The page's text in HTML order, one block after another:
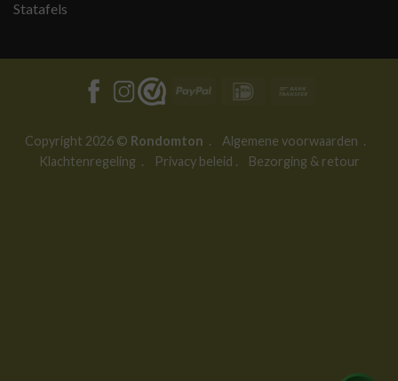
Statafels
PayPal IDeal
Copyright 2026 © Rondomton . Algemene voorwaarden .
Klachtenregeling . Privacy beleid . Bezorging & retour